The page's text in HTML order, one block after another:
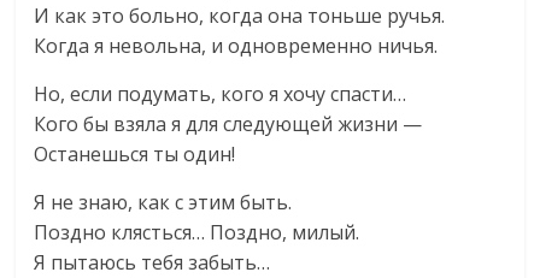
И как это больно, когда она тоньше ручья.
Когда я невольна, и одновременно ничья.
Но, если подумать, кого я хочу спасти…
Кого бы взяла я для следующей жизни —
Останешься ты один!
Я не знаю, как с этим быть.
Поздно клясться… Поздно, милый.
Я пытаюсь тебя забыть…